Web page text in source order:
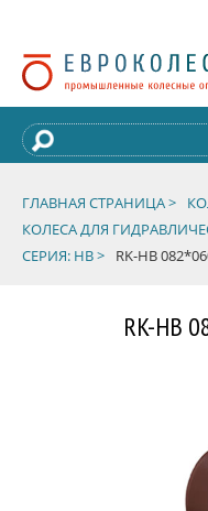
ГЛАВНАЯ СТРАНИЦА >
КОЛЕСА ДЛЯ
СЕРИЯ: HB >
RK-HB
RK-HB